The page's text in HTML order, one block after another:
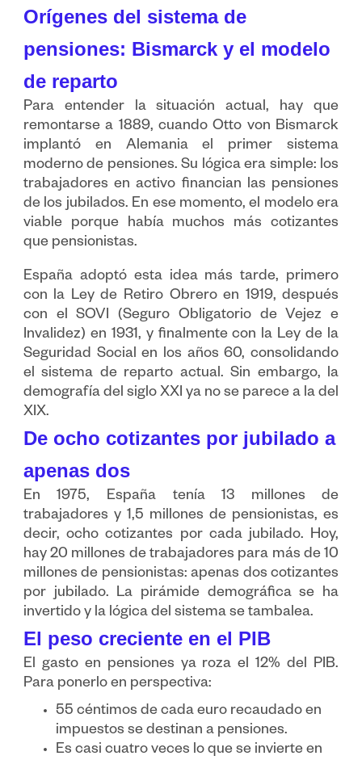
Orígenes del sistema de
pensiones: Bismarck y el modelo
de reparto
Para entender la situación actual, hay que
remontarse a 1889, cuando Otto von Bismarck
implantó en Alemania el primer sistema
moderno de pensiones. Su lógica era simple: los
trabajadores en activo financian las pensiones
de los jubilados. En ese momento, el modelo era
viable porque había muchos más cotizantes
que pensionistas.
España adoptó esta idea más tarde, primero
con la Ley de Retiro Obrero en 1919, después
con el SOVI (Seguro Obligatorio de Vejez e
Invalidez) en 1931, y finalmente con la Ley de la
Seguridad Social en los años 60, consolidando
el sistema de reparto actual. Sin embargo, la
demografía del siglo XXI ya no se parece a la del
XIX.
De ocho cotizantes por jubilado a
apenas dos
En 1975, España tenía 13 millones de
trabajadores y 1,5 millones de pensionistas, es
decir, ocho cotizantes por cada jubilado. Hoy,
hay 20 millones de trabajadores para más de 10
millones de pensionistas: apenas dos cotizantes
por jubilado. La pirámide demográfica se ha
invertido y la lógica del sistema se tambalea.
El peso creciente en el PIB
El gasto en pensiones ya roza el 12% del PIB.
Para ponerlo en perspectiva:
55 céntimos de cada euro recaudado en
impuestos se destinan a pensiones.
Es casi cuatro veces lo que se invierte en